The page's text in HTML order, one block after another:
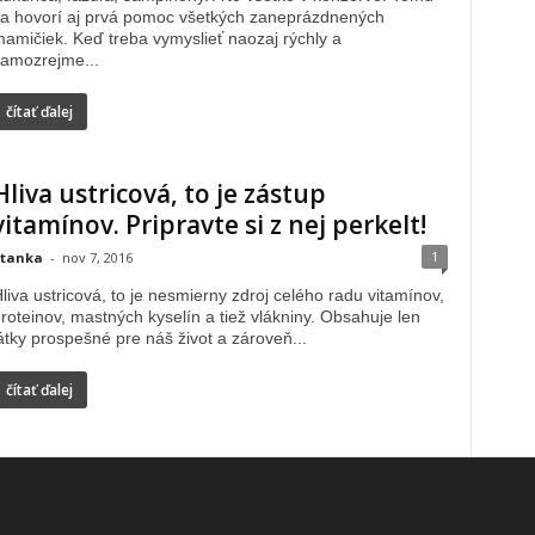
hovorí aj prvá pomoc všetkých zaneprázdnených
Keď treba vymyslieť naozaj rýchly a
čítať ďalej
ustricová, to je zástup
Pripravte si z nej perkelt!
- nov 7, 2016 1
ustricová, to je nesmierny zdroj celého radu vitamínov,
mastných kyselín a tiež vlákniny. Obsahuje len
prospešné pre náš život a zároveň...
čítať ďalej